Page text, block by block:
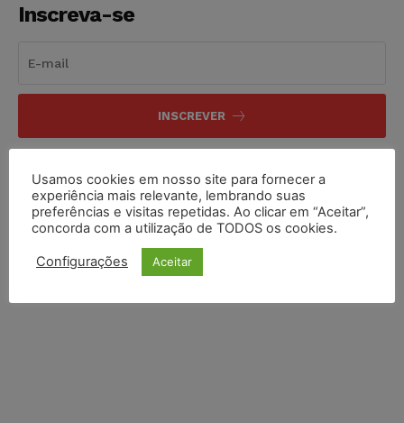
Inscreva-se
INSCREVER
Usamos cookies em nosso site para fornecer a
experiência mais relevante, lembrando suas
preferências e visitas repetidas. Ao clicar em “Aceitar”,
concorda com a utilização de TODOS os cookies.
Configurações Aceitar